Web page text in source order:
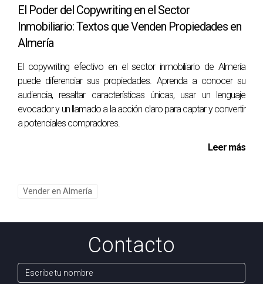
El Poder del Copywriting en el Sector
Inmobiliario: Textos que Venden Propiedades en
Almería
El copywriting efectivo en el sector inmobiliario de Almería
puede diferenciar sus propiedades. Aprenda a conocer su
audiencia, resaltar características únicas, usar un lenguaje
evocador y un llamado a la acción claro para captar y convertir
a potenciales compradores.
Leer más
Vender en Almería
Contacto